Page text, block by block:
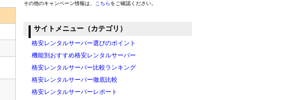
その他のキャンペーン情報は、 こちらをご確認ください。
サイトメニュー（カテゴリ）
格安レンタルサーバー選びのポイント
機能別おすすめ格安レンタルサーバー
格安レンタルサーバー比較ランキング
格安レンタルサーバー徹底比較
格安レンタルサーバーレポート